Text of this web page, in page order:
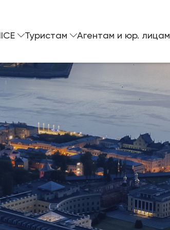
Туристам Агентам и юр. лицам